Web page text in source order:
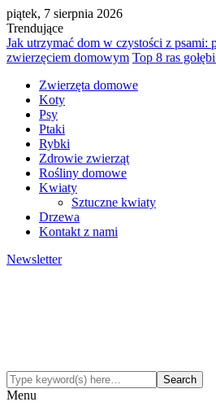
piątek, 7 sierpnia 2026
Trendujące
Jak utrzymać dom w czystości z
zwierzęciem domowym Top 8 ras
Zwierzęta domowe
Koty
Psy
Ptaki
Rybki
Zdrowie zwierząt
Rośliny domowe
Kwiaty
Sztuczne kwiaty
Drzewa
Kontakt z nami
Newsletter
Menu